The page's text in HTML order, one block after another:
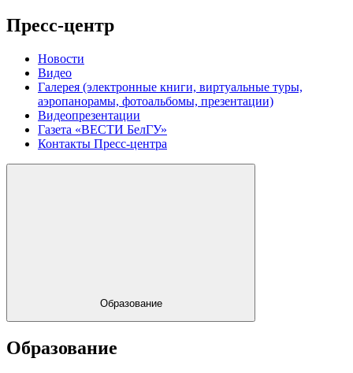
Пресс-центр
Новости
Видео
Галерея (электронные книги, виртуальные туры,
аэропанорамы, фотоальбомы, презентации)
Видеопрезентации
Газета «ВЕСТИ БелГУ»
Контакты Пресс-центра
Образование
Образование